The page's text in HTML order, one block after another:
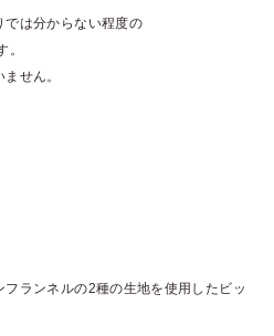
では分からない程度の
。
せん。
ランネルの2種の生地を使用したビッ